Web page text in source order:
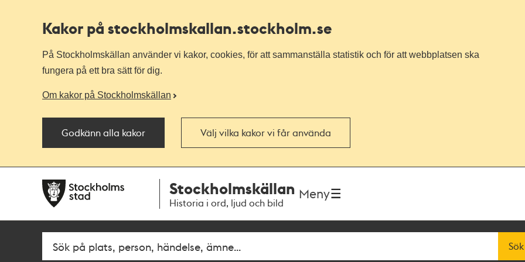
Kakor på stockholmskallan.stockholm.se
På Stockholmskällan använder vi kakor, cookies, för att sammanställa statistik och för att webbplatsen ska
fungera på ett bra sätt för dig.
Om kakor på Stockholmskällan
Godkänn alla kakor Välj vilka kakor vi får använda
navigationen
huvudinnehållet
Stockholmskällan
Historia i ord, ljud och bild
Meny
Fritextsök Sök